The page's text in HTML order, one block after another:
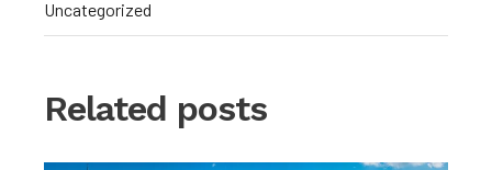
Uncategorized
Related posts